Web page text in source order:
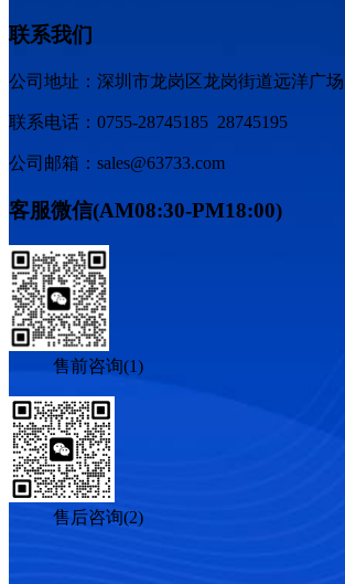
联系我们
公司地址：深圳市龙岗区龙岗街道远洋广场
联系电话：0755-28745185 28745195
公司邮箱：sales@63733.com
客服微信(AM08:30-PM18:00)
售前咨询(1)
售后咨询(2)